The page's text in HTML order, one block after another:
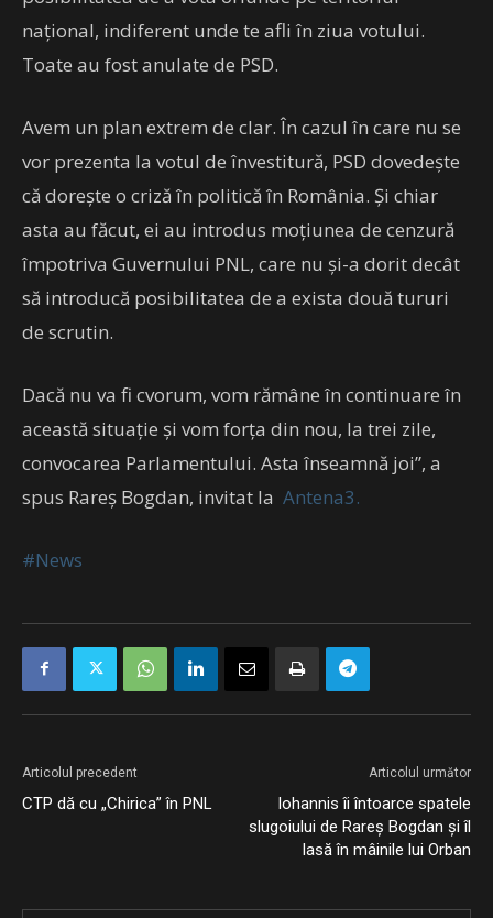
național, indiferent unde te afli în ziua votului.
Toate au fost anulate de PSD.
Avem un plan extrem de clar. În cazul în care nu se
vor prezenta la votul de învestitură, PSD dovedește
că dorește o criză în politică în România. Și chiar
asta au făcut, ei au introdus moțiunea de cenzură
împotriva Guvernului PNL, care nu și-a dorit decât
să introducă posibilitatea de a exista două tururi
de scrutin.
Dacă nu va fi cvorum, vom rămâne în continuare în
această situație și vom forța din nou, la trei zile,
convocarea Parlamentului. Asta înseamnă joi”, a
spus Rareș Bogdan, invitat la Antena3.
#News
Articolul precedent
CTP dă cu „Chirica” în PNL
Articolul următor
Iohannis îi întoarce spatele
slugoiului de Rareș Bogdan și îl
lasă în mâinile lui Orban